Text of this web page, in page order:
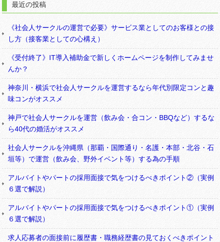
最近の投稿
《社会人サークルの運営で必要》サービス業としてのお客様との接
し方（接客業としての心構え）
《受付終了》IT導入補助金で新しくホームページを制作してみませ
んか？
神奈川・横浜で社会人サークルを運営するなら年代別限定コンと趣
味コンがオススメ
神戸で社会人サークルを運営（飲み会・合コン・BBQなど）するな
ら40代の婚活がオススメ
社会人サークルを沖縄県（那覇・国際通り・名護・本部・北谷・石
垣等）で運営（飲み会、野外イベント等）する為の手順
アルバイトやパートの採用面接で気をつけるべきポイント②（実例
６選で解説）
アルバイトやパートの採用面接で気をつけるべきポイント①（実例
６選で解説）
求人応募者の面接前に履歴書・職務経歴書の見ておくべきポイント